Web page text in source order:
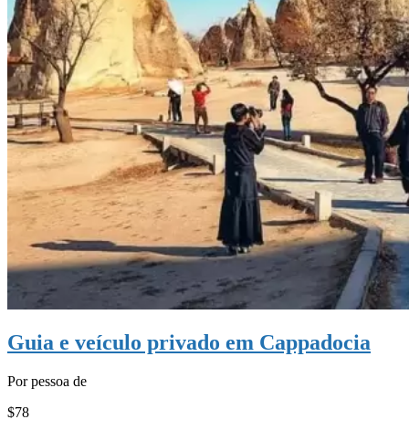
Guia e veículo privado em Cappadocia
Por pessoa de
$78